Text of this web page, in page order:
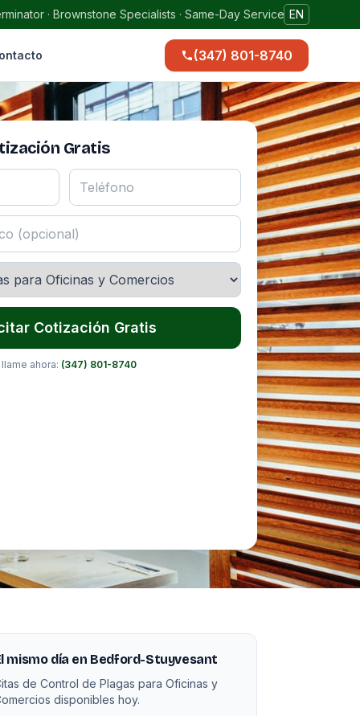
· Brownstone Specialists · Same-Day Service EN
(347) 801-8740
Gratis
Cotización Gratis
llame ahora: (347) 801-8740
mismo día en Bedford-Stuyvesant
de Control de Plagas para Oficinas y
disponibles hoy.